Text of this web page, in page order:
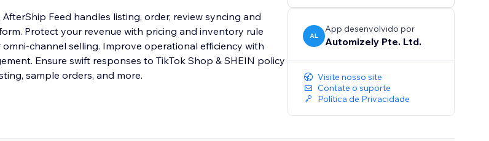
Feed handles listing, order, review syncing and
Protect your revenue with pricing and inventory rule
channel selling. Improve operational efficiency with
Ensure swift responses to TikTok Shop & SHEIN policy
sample orders, and more.
AL
App desenvolvido por
Automizely Pte. Ltd.
Visite nosso site
Contate o suporte
Política de Privacidade